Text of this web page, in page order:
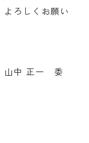
よろしくお願い
山中 正一 委